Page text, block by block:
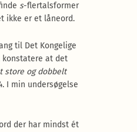
s-flertalsformer
ikke er et låneord.
til Det Kongelige
konstatere at det
store og dobbelt
I min undersøgelse
der har mindst ét